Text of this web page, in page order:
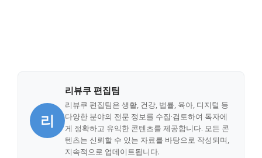
리
리뷰쿠 편집팀
리뷰쿠 편집팀은 생활, 건강, 법률, 육아, 디지털 등
다양한 분야의 전문 정보를 수집·검토하여 독자에
게 정확하고 유익한 콘텐츠를 제공합니다. 모든 콘
텐츠는 신뢰할 수 있는 자료를 바탕으로 작성되며,
지속적으로 업데이트됩니다.